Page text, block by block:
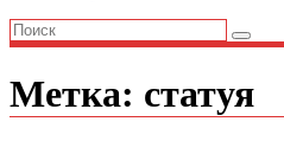
Метка: статуя